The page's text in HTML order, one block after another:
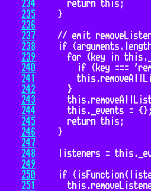
234
235
236
237
238
239
240
241
242
243
244
245
246
247
248
249
250
251